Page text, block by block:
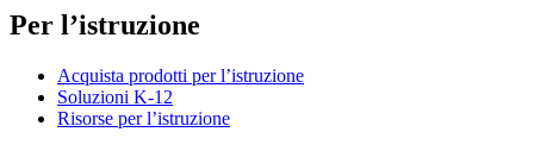
Per l’istruzione
Acquista prodotti per l’istruzione
Soluzioni K-12
Risorse per l’istruzione